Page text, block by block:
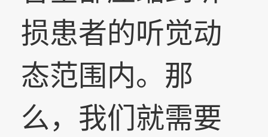
损患者的听觉动
态范围内。那
么，我们就需要